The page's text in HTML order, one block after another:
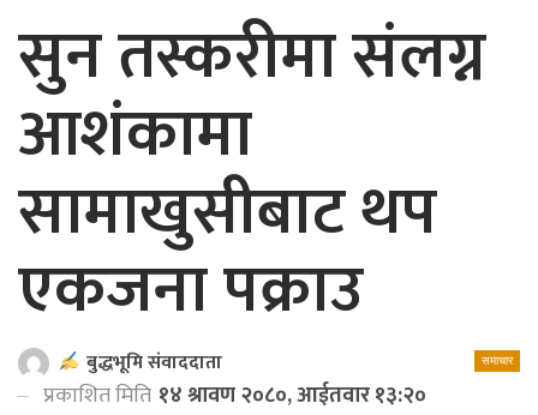
सुन तस्करीमा संलग्न
आशंकामा
सामाखुसीबाट थप
एकजना पक्राउ
समाचार
बुद्धभूमि संवाददाता
प्रकाशित मिति १४ श्रावण २०८०, आईतवार १३:२०